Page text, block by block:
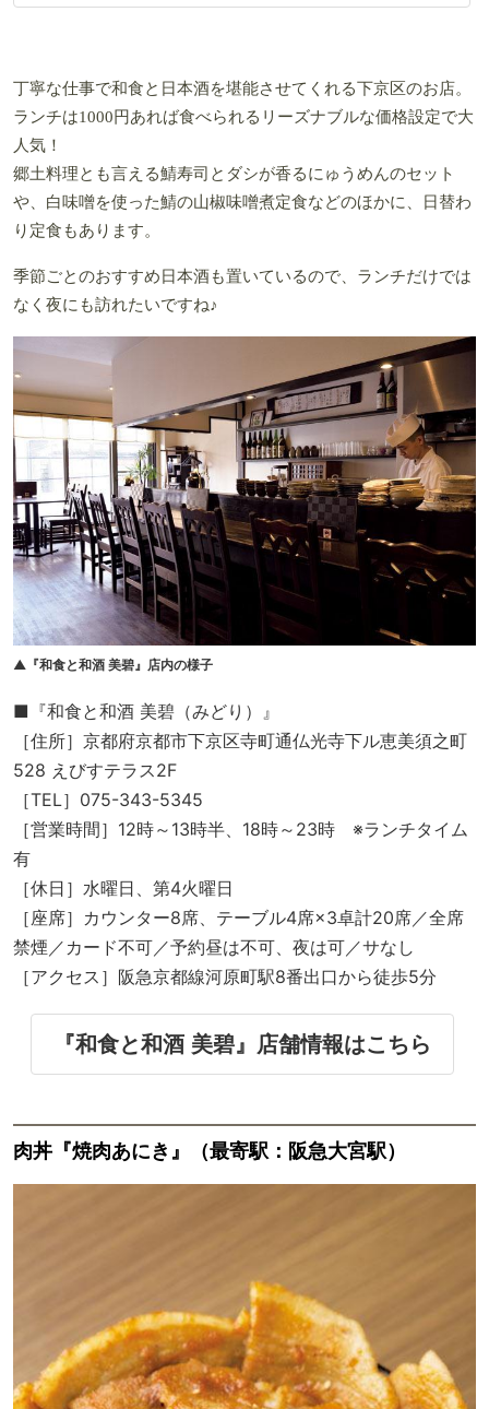
丁寧な仕事で和食と日本酒を堪能させてくれる下京区のお店。
ランチは1000円あれば食べられるリーズナブルな価格設定で大
人気！
郷土料理とも言える鯖寿司とダシが香るにゅうめんのセット
や、白味噌を使った鯖の山椒味噌煮定食などのほかに、日替わ
り定食もあります。
季節ごとのおすすめ日本酒も置いているので、ランチだけでは
なく夜にも訪れたいですね♪
▲『和食と和酒 美碧』店内の様子
■『和食と和酒 美碧（みどり）』
［住所］京都府京都市下京区寺町通仏光寺下ル恵美須之町
528 えびすテラス2F
［TEL］075-343-5345
［営業時間］12時～13時半、18時～23時 ※ランチタイム
有
［休日］水曜日、第4火曜日
［座席］カウンター8席、テーブル4席×3卓計20席／全席
禁煙／カード不可／予約昼は不可、夜は可／サなし
［アクセス］阪急京都線河原町駅8番出口から徒歩5分
『和食と和酒 美碧』店舗情報はこちら
肉丼『焼肉あにき』（最寄駅：阪急大宮駅）